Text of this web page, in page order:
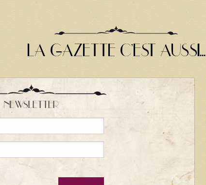
LA GAZETTE C'EST AUSSI...
NEWSLETTER